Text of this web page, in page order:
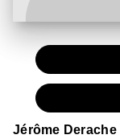
Jérôme Derache